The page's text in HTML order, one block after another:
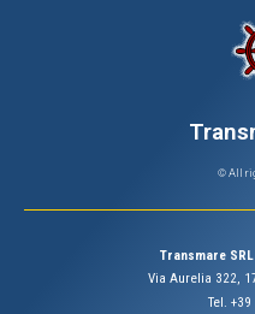
© All
Transmare SRL
Via Aurelia 322,
Tel.